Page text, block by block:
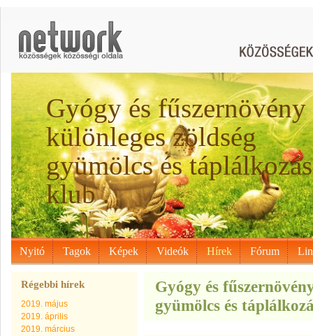
Gyógy és fűszernövény
különleges zöldség
gyümölcs és táplálkozás
klub .
Nyitó Tagok Képek Videók Hírek Fórum
Régebbi hírek
2019. május
2019. április
2019. március
Gyógy és
gyümölcs és